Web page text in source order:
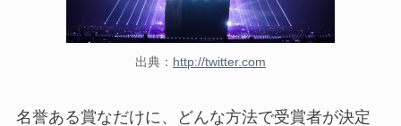
出典： http://twitter.com
名誉ある賞なだけに、どんな方法で受賞者が決定